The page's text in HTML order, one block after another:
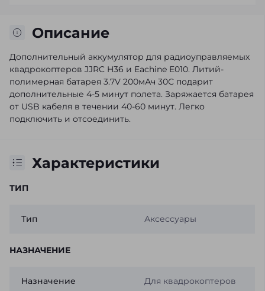
Описание
Дополнительный аккумулятор для радиоуправляемых
квадрокоптеров JJRC H36 и Eachine E010. Литий-
полимерная батарея 3.7V 200мАч 30С подарит
дополнительные 4-5 минут полета. Заряжается батарея
от USB кабеля в течении 40-60 минут. Легко
подключить и отсоединить.
Характеристики
ТИП
Тип Аксессуары
НАЗНАЧЕНИЕ
Назначение Для квадрокоптеров